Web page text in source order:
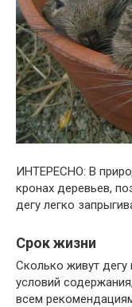
ИНТЕРЕСНО: В
кронах деревьев,
дегу легко
Срок жизни
Сколько живут дегу
условий
всем